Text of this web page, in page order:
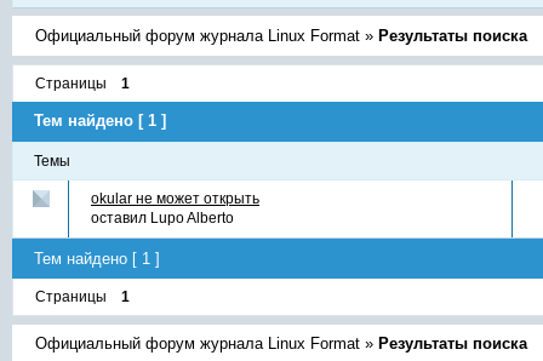
Официальный форум журнала Linux Format » Результаты поиска
Страницы 1
Тем найдено [ 1 ]
Темы
okular не может открыть
оставил Lupo Alberto
Тем найдено [ 1 ]
Страницы 1
Официальный форум журнала Linux Format » Результаты поиска